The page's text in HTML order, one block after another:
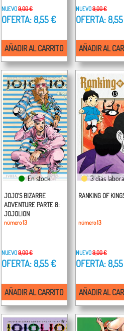
NUEVO9,00 €
OFERTA: 8,55 €
AÑADIR AL CARRITO
NUEVO9,00 €
OFERTA:
AÑADIR AL
En stock
JOJO'S BIZARRE
ADVENTURE PARTE 8:
JOJOLION
número 13
NUEVO9,00 €
OFERTA: 8,55 €
AÑADIR AL CARRITO
3 días
RANKING OF
número 13
NUEVO9,00 €
OFERTA:
AÑADIR AL